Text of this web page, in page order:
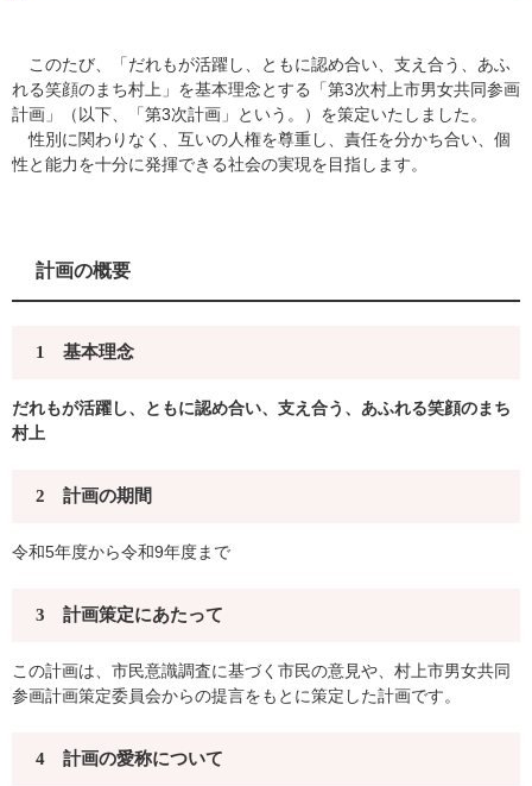
このたび、「だれもが活躍し、ともに認め合い、支え合う、あふ
れる笑顔のまち村上」を基本理念とする「第3次村上市男女共同参画
計画」（以下、「第3次計画」という。）を策定いたしました。
性別に関わりなく、互いの人権を尊重し、責任を分かち合い、個
性と能力を十分に発揮できる社会の実現を目指します。
計画の概要
1 基本理念
だれもが活躍し、ともに認め合い、支え合う、あふれる笑顔のまち
村上
2 計画の期間
令和5年度から令和9年度まで
3 計画策定にあたって
この計画は、市民意識調査に基づく市民の意見や、村上市男女共同
参画計画策定委員会からの提言をもとに策定した計画です。
4 計画の愛称について